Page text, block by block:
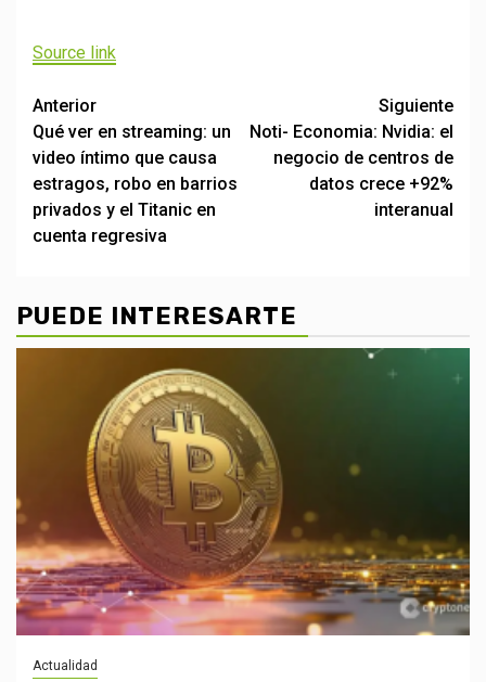
entradas
Source link
Post
navigation
Anterior
Qué ver en streaming: un
video íntimo que causa
estragos, robo en barrios
privados y el Titanic en
cuenta regresiva
Siguiente
Noti- Economia: Nvidia: el
negocio de centros de
datos crece +92%
interanual
PUEDE INTERESARTE
Actualidad